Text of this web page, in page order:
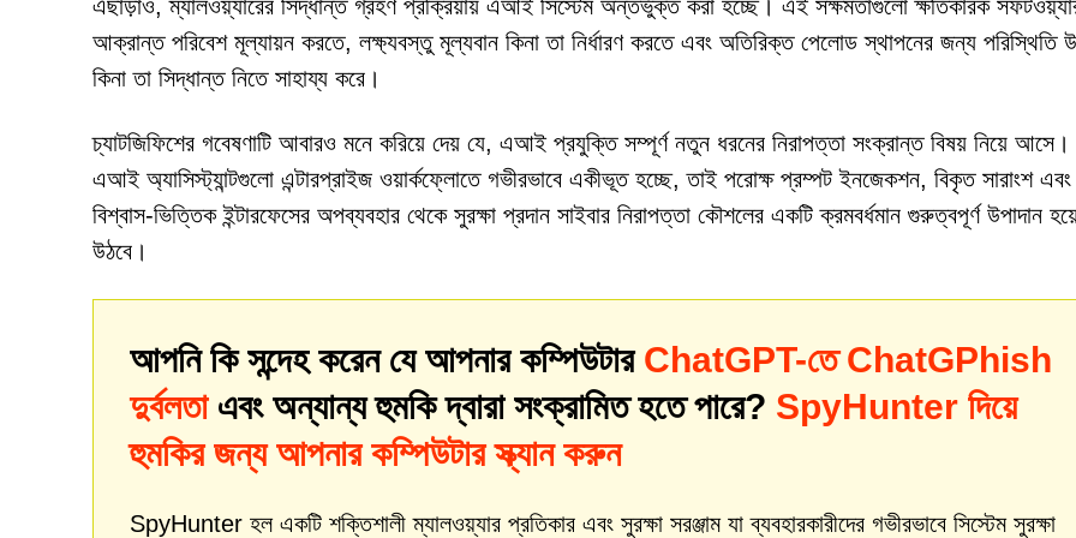
এছাড়াও, ম্যালওয়্যারের সিদ্ধান্ত গ্রহণ প্রক্রিয়ায় এআই সিস্টেম অন্তর্ভুক্ত করা হচ্ছে। এই সক্ষমতাগুলো ক্ষতিকারক
আক্রান্ত পরিবেশ মূল্যায়ন করতে, লক্ষ্যবস্তু মূল্যবান কিনা তা নির্ধারণ করতে এবং অতিরিক্ত পেলোড স্থাপনের জন্য পরিস্থিতি
কিনা তা সিদ্ধান্ত নিতে সাহায্য করে।
চ্যাটজিফিশের গবেষণাটি আবারও মনে করিয়ে দেয় যে, এআই প্রযুক্তি সম্পূর্ণ নতুন ধরনের নিরাপত্তা সংক্রান্ত বিষয় নিয়ে আসে।
এআই অ্যাসিস্ট্যান্টগুলো এন্টারপ্রাইজ ওয়ার্কফ্লোতে গভীরভাবে একীভূত হচ্ছে, তাই পরোক্ষ প্রম্পট ইনজেকশন, বিকৃত সারাংশ এবং
বিশ্বাস-ভিত্তিক ইন্টারফেসের অপব্যবহার থেকে সুরক্ষা প্রদান সাইবার নিরাপত্তা কৌশলের একটি ক্রমবর্ধমান গুরুত্বপূর্ণ উপাদান
উঠবে।
আপনি কি সন্দেহ করেন যে আপনার কম্পিউটার ChatGPT-তে ChatGPhish
দুর্বলতাএবং অন্যান্য হুমকি দ্বারা সংক্রামিত হতে পারে? SpyHunter দিয়ে
হুমকির জন্য আপনার কম্পিউটার স্ক্যান করুন
SpyHunter হল একটি শক্তিশালী ম্যালওয়্যার প্রতিকার এবং সুরক্ষা সরঞ্জাম যা ব্যবহারকারীদের গভীরভাবে সিস্টেম সুরক্ষা